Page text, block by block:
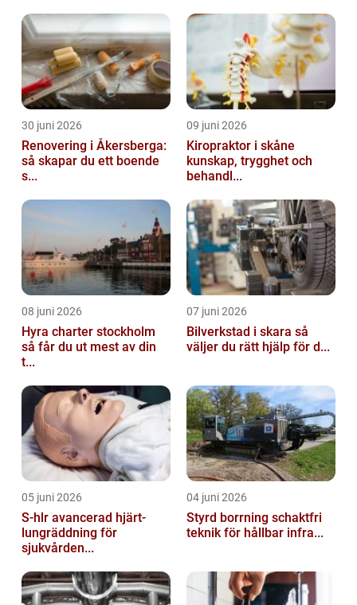
30 juni 2026
Renovering i Åkersberga:
så skapar du ett boende
s...
09 juni 2026
Kiropraktor i skåne
kunskap, trygghet och
behandl...
08 juni 2026
Hyra charter stockholm
så får du ut mest av din
t...
07 juni 2026
Bilverkstad i skara så
väljer du rätt hjälp för d...
05 juni 2026
S-hlr avancerad hjärt-
lungräddning för
sjukvården...
04 juni 2026
Styrd borrning schaktfri
teknik för hållbar infra...